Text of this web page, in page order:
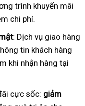
trình khuyến mãi
chi phí.
: Dịch vụ giao hàng
tin khách hàng
khi nhận hàng tại
cực sốc: giảm